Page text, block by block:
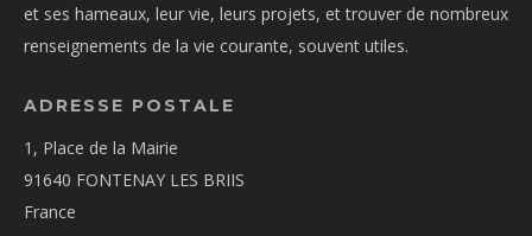
et ses hameaux, leur vie, leurs projets, et trouver de nombreux
renseignements de la vie courante, souvent utiles.
ADRESSE POSTALE
1, Place de la Mairie
91640 FONTENAY LES BRIIS
France